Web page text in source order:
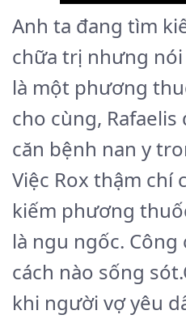
Anh ta đang tìm
chữa trị nhưng
là một phương
cho cùng,
căn bệnh nan y
Việc Rox thậm chí
kiếm phương
là ngu ngốc.
cách nào sống
khi người vợ yêu